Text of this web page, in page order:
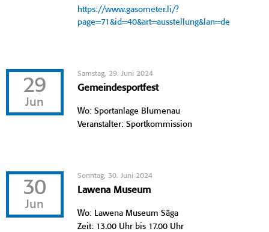
https://www.gasometer.li/?
page=71&id=40&art=ausstellung&lan=de
29
Jun
Samstag, 29. Juni 2024
Gemeindesportfest
Wo: Sportanlage Blumenau
Veranstalter: Sportkommission
30
Jun
Sonntag, 30. Juni 2024
Lawena Museum
Wo: Lawena Museum Säga
Zeit: 13.00 Uhr bis 17.00 Uhr